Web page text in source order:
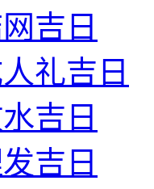
吉日
礼吉日
吉日
吉日